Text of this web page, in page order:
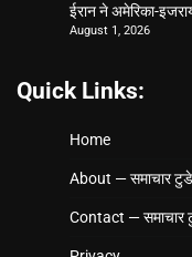
ईरान ने अमेरिका-
August 1, 2026
Quick Links:
Home
About — समाचार टुडे
Contact — समाचार